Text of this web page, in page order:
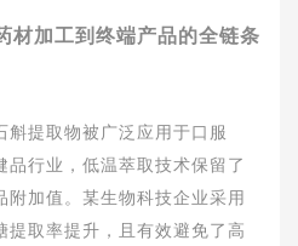
材加工到终端产品的全链条
斛提取物被广泛应用于口服
品行业，低温萃取技术保留了
附加值。某生物科技企业采用
提取率提升，且有效避免了高